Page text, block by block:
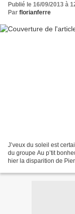
Publié le 16/09/2013 à
Par florianferre
J’veux du soleil est
du groupe Au p’tit
hier la disparition de